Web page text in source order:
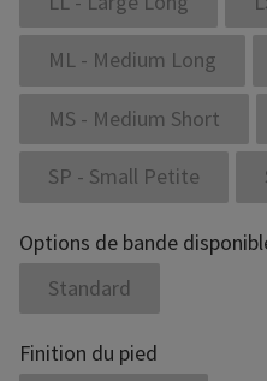
ML - Medium Long
MS - Medium Short
SP - Small Petite
Options de bande
Standard
Finition du pied